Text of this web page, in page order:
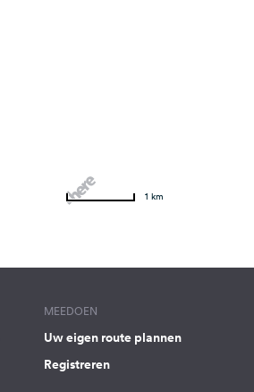
1 km
MEEDOEN
Uw eigen route plannen
Registreren